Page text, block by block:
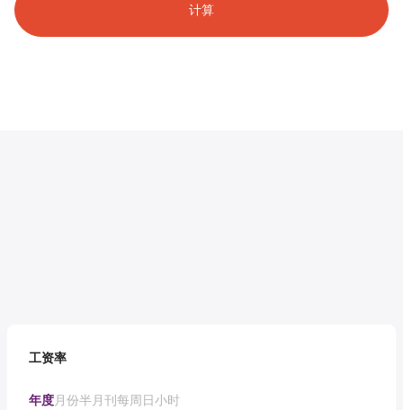
计算
工资率
年度月份半月刊每周日小时